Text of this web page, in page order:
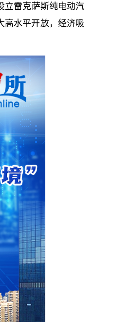
立雷克萨斯纯电动汽
水平开放，经济吸